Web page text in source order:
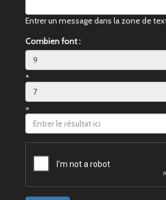
Entrer un message dans la zone de
Combien font :
+
=